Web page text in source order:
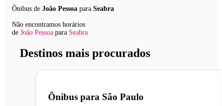
Ônibus de João Pessoa para Seabra
Não encontramos horários
de João Pessoa para Seabra
Destinos mais procurados
Ônibus para São Paulo